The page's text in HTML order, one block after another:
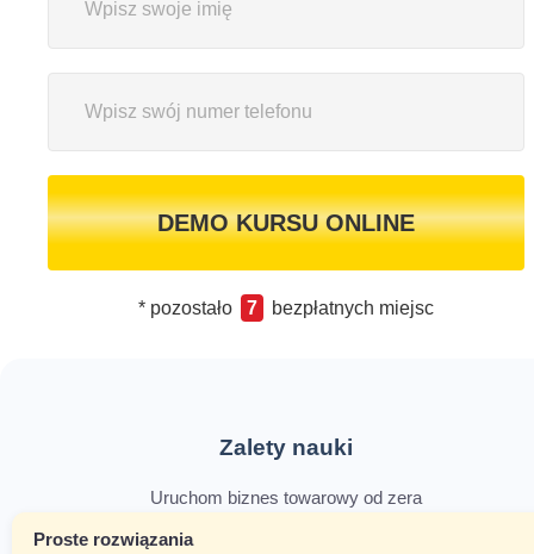
DEMO KURSU ONLINE
* pozostało 7 bezpłatnych miejsc
Zalety nauki
Uruchom biznes towarowy od zera
Proste rozwiązania